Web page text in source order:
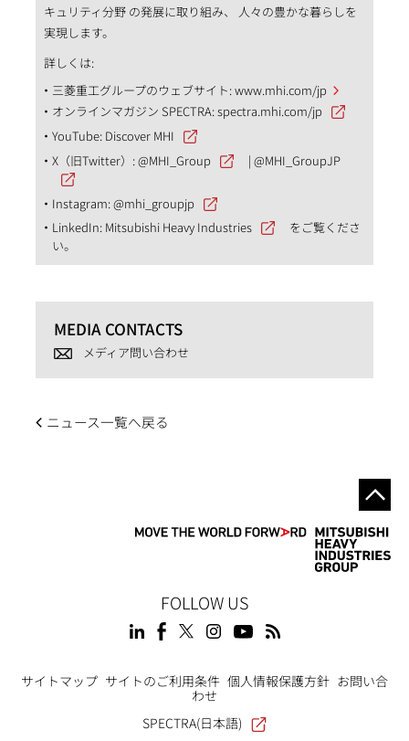
キュリティ分野 の発展に取り組み、 人々の豊かな暮らしを
実現します。
詳しくは:
三菱重工グループのウェブサイト:www.mhi.com/jp
オンラインマガジン SPECTRA:spectra.mhi.com/jp
YouTube: Discover MHI
X（旧Twitter）:@MHI_Group |@MHI_GroupJP
Instagram:@mhi_groupjp
LinkedIn: Mitsubishi Heavy Industries
をご覧くださ
い。
MEDIA CONTACTS
メディア問い合わせ
ニュース一覧へ戻る
FOLLOW US
Footer
サイトマップ サイトのご利用条件 個人情報保護方針 お問い合
わせ
SPECTRA(日本語)